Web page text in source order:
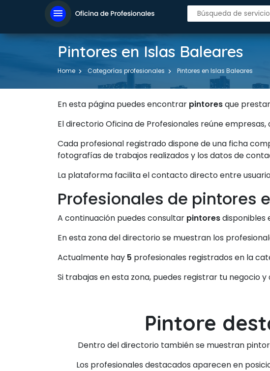
menu
Pintores en Islas Baleares
Home Categorías profesionales Pintores en Islas Baleares
En esta página puedes encontrar pintoresque
El directorio Oficina de Profesionales reúne
Cada profesional registrado dispone de una ficha
fotografías de trabajos realizados y los datos de
La plataforma facilita el contacto directo entre
Profesionales de pintores
A continuación puedes consultar pintoresdisponibles
En esta zona del directorio se muestran los
Actualmente hay 5 profesionales registrados en la
Si trabajas en esta zona, puedes registrar tu negocio
Pintore
Dentro del directorio también se muestran
Los profesionales destacados aparecen en